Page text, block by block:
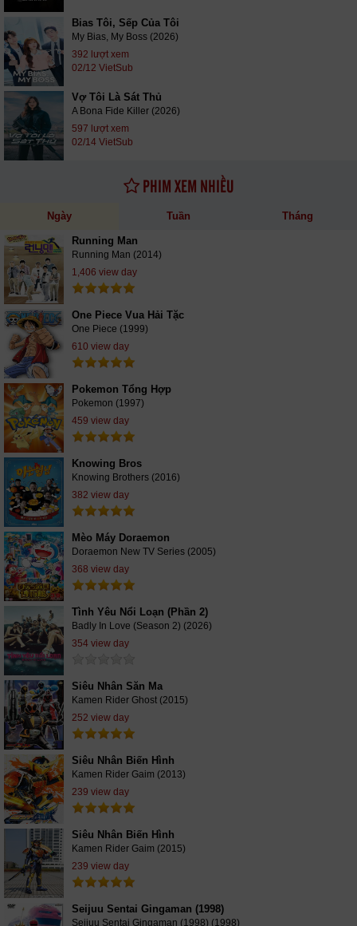
Bias Tôi, Sếp Của Tôi
My Bias, My Boss (2026)
392 lượt xem
02/12 VietSub
Vợ Tôi Là Sát Thủ
A Bona Fide Killer (2026)
597 lượt xem
02/14 VietSub
PHIM XEM NHIỀU
Ngày Tuần Tháng
Running Man
Running Man (2014)
1,406 view day
One Piece Vua Hải Tặc
One Piece (1999)
610 view day
Pokemon Tổng Hợp
Pokemon (1997)
459 view day
Knowing Bros
Knowing Brothers (2016)
382 view day
Mèo Máy Doraemon
Doraemon New TV Series (2005)
368 view day
Tình Yêu Nổi Loạn (Phần 2)
Badly In Love (Season 2) (2026)
354 view day
Siêu Nhân Săn Ma
Kamen Rider Ghost (2015)
252 view day
Siêu Nhân Biến Hình
Kamen Rider Gaim (2013)
239 view day
Siêu Nhân Biến Hình
Kamen Rider Gaim (2015)
239 view day
Seijuu Sentai Gingaman (1998)
Seijuu Sentai Gingaman (1998) (1998)